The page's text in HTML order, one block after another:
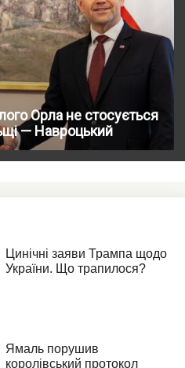
Орла не стосується
— Навроцький